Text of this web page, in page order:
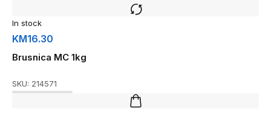
In stock
KM16.30
Brusnica MC 1kg
SKU: 214571